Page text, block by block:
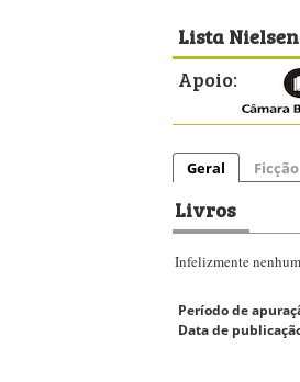
Lista
Apoio:
Geral Ficção
Livros
Infelizmente
Período de
Data de